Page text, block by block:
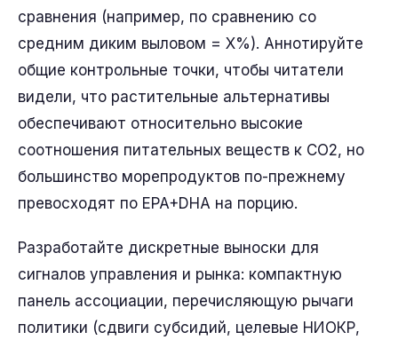
сравнения (например, по сравнению со
средним диким выловом = X%). Аннотируйте
общие контрольные точки, чтобы читатели
видели, что растительные альтернативы
обеспечивают относительно высокие
соотношения питательных веществ к CO2, но
большинство морепродуктов по-прежнему
превосходят по EPA+DHA на порцию.
Разработайте дискретные выноски для
сигналов управления и рынка: компактную
панель ассоциации, перечисляющую рычаги
политики (сдвиги субсидий, целевые НИОКР,